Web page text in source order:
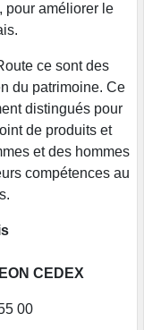
pour améliorer le
ce sont des
du patrimoine. Ce
distingués pour
de produits et
et des hommes
compétences au
CEDEX
00